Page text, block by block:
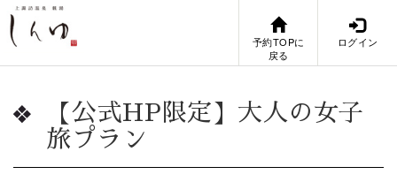
予約TOPに
戻る
ログイン
【公式HP限定】大人の女子
旅プラン